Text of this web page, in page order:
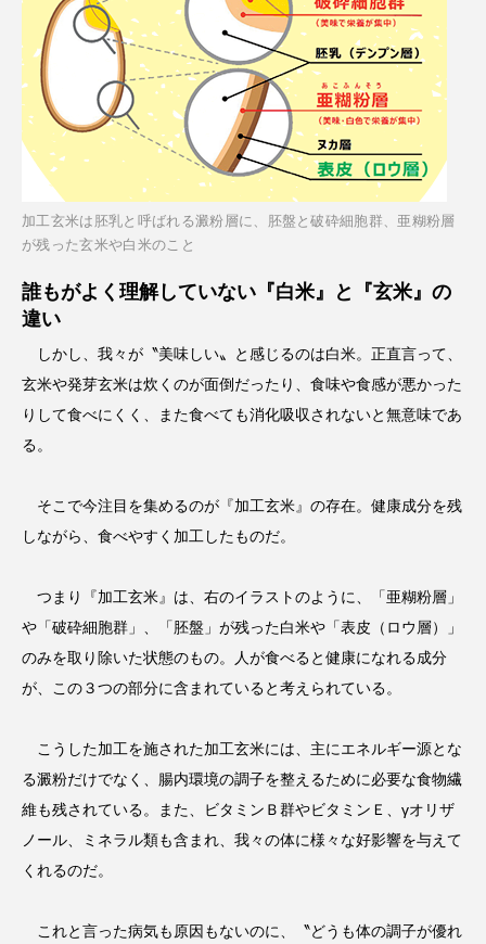
加工玄米は胚乳と呼ばれる澱粉層に、胚盤と破砕細胞群、亜糊粉層
が残った玄米や白米のこと
誰もがよく理解していない『白米』と『玄米』の
違い
しかし、我々が〝美味しい〟と感じるのは白米。正直言って、
玄米や発芽玄米は炊くのが面倒だったり、食味や食感が悪かった
りして食べにくく、また食べても消化吸収されないと無意味であ
る。
そこで今注目を集めるのが『加工玄米』の存在。健康成分を残
しながら、食べやすく加工したものだ。
つまり『加工玄米』は、右のイラストのように、「亜糊粉層」
や「破砕細胞群」、「胚盤」が残った白米や「表皮（ロウ層）」
のみを取り除いた状態のもの。人が食べると健康になれる成分
が、この３つの部分に含まれていると考えられている。
こうした加工を施された加工玄米には、主にエネルギー源とな
る澱粉だけでなく、腸内環境の調子を整えるために必要な食物繊
維も残されている。また、ビタミンＢ群やビタミンＥ、γオリザ
ノール、ミネラル類も含まれ、我々の体に様々な好影響を与えて
くれるのだ。
これと言った病気も原因もないのに、〝どうも体の調子が優れ